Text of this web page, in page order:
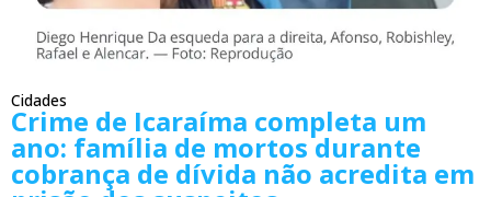
Cidades
Crime de Icaraíma completa um
ano: família de mortos durante
cobrança de dívida não acredita em